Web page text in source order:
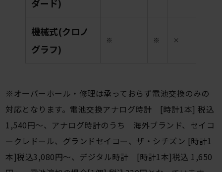
ダード)
機械式(クロノ
グラフ)
※ ※ ×
※オーバーホール・修理は承っておらず電池交換のみの
対応となります。電池交換アナログ時計 [時計1本] 税込
1,540円〜、アナログ時計のうち 海外ブランド、セイコ
ークレドール、グランドセイコー、ザ・シチズン [時計1
本]税込3,080円〜、デジタル時計 [時計1本]税込 1,650